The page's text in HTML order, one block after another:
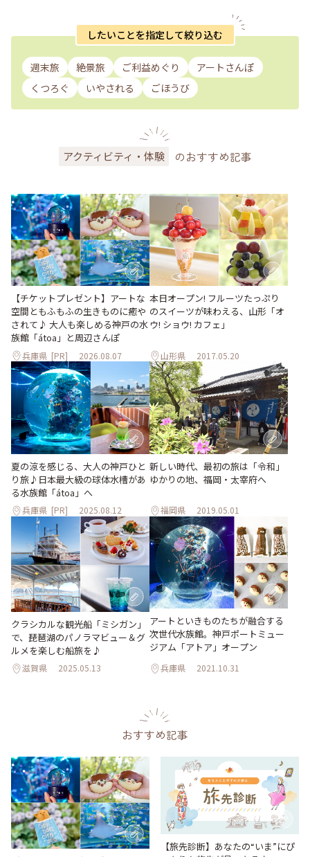
したいことを指定して絞り込む
週末旅 絶景旅 ご利益めぐり
アートさんぽ
くつろぐ
いやされる ごほうび
アクティビティ・体験 のおすすめ記事
【チケットプレゼント】アートな
空間ともふもふの生きものに癒や
されて♪ 大人も楽しめる神戸の水
族館「átoa」と周辺さんぽ
兵庫県 [PR] 2026.08.07
本日オープン! フルーツたっぷり
のスイーツが味わえる、山形「オ
ウ! ショウ! カフェ」
山形県 2017.05.20
夏の涼を感じる、大人の神戸ひと
り旅♪日本最大級の球体水槽があ
る水族館「átoa」へ
兵庫県 [PR] 2025.08.12
新しい時代、最初の旅は「令和」
ゆかりの地、福岡・太宰府へ
福岡県 2019.05.01
クラシカルな観光船「ミシガン」
で、琵琶湖のパノラマビュー＆グ
ルメを楽しむ船旅を♪
滋賀県 2025.05.13
アートといきものたちが融合する
次世代水族館。神戸ポートミュー
ジアム「アトア」オープン
兵庫県 2021.10.31
おすすめ記事
【旅先診断】あなたの“いま”にぴ